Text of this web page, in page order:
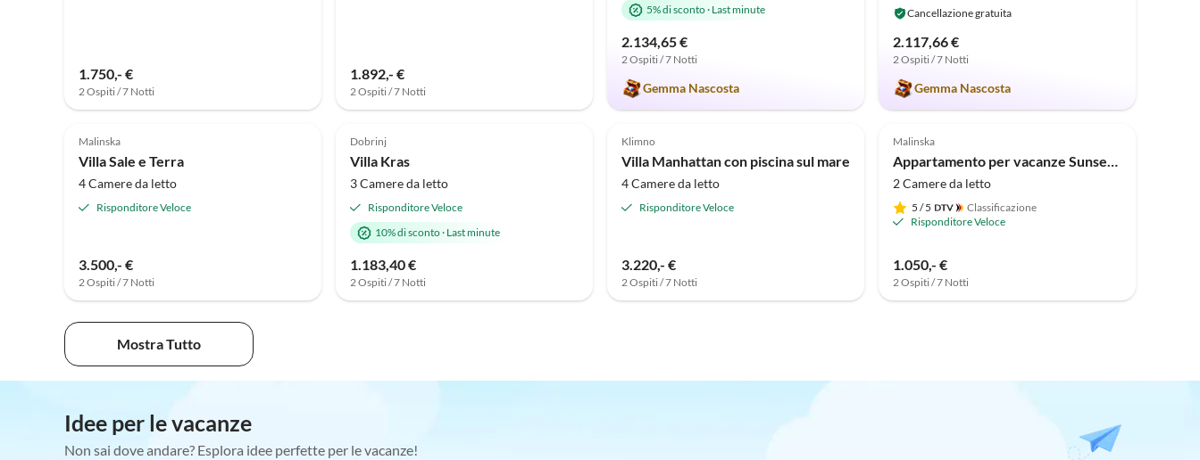
1.750,- €
2 Ospiti / 7 Notti
1.892,- €
2 Ospiti / 7 Notti
5% di sconto· Last minute
2.134,65 €
2 Ospiti / 7 Notti
Gemma Nascosta
Cancellazione gratuita
2.117,66 €
2 Ospiti / 7 Notti
Gemma Nascosta
Malinska
Villa Sale e Terra
4 Camere da letto
Risponditore Veloce
3.500,- €
2 Ospiti / 7 Notti
Dobrinj
Villa Kras
3 Camere da letto
Risponditore Veloce
10% di sconto· Last minute
1.183,40 €
2 Ospiti / 7 Notti
Klimno
Villa Manhattan con piscina sul mare
4 Camere da letto
Risponditore Veloce
3.220,- €
2 Ospiti / 7 Notti
Malinska
Appartamento per vacanze Sunset Royal I
2 Camere da letto
5 / 5
Classificazione
Risponditore Veloce
1.050,- €
2 Ospiti / 7 Notti
Mostra Tutto
Idee per le vacanze
Non sai dove andare? Esplora idee perfette per le vacanze!